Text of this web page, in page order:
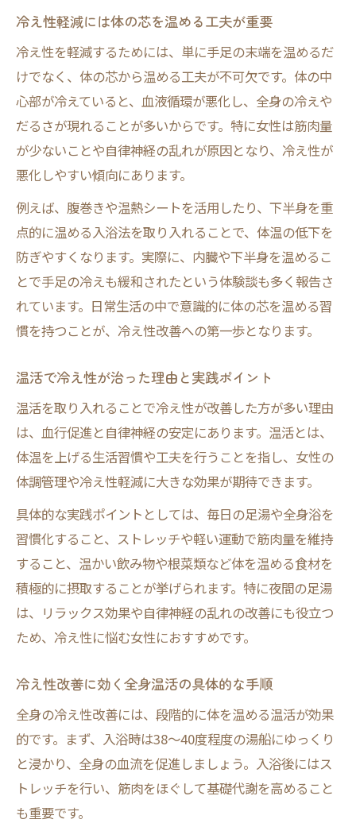
冷え性軽減には体の芯を温める工夫が重要
冷え性を軽減するためには、単に手足の末端を温めるだ
けでなく、体の芯から温める工夫が不可欠です。体の中
心部が冷えていると、血液循環が悪化し、全身の冷えや
だるさが現れることが多いからです。特に女性は筋肉量
が少ないことや自律神経の乱れが原因となり、冷え性が
悪化しやすい傾向にあります。
例えば、腹巻きや温熱シートを活用したり、下半身を重
点的に温める入浴法を取り入れることで、体温の低下を
防ぎやすくなります。実際に、内臓や下半身を温めるこ
とで手足の冷えも緩和されたという体験談も多く報告さ
れています。日常生活の中で意識的に体の芯を温める習
慣を持つことが、冷え性改善への第一歩となります。
温活で冷え性が治った理由と実践ポイント
温活を取り入れることで冷え性が改善した方が多い理由
は、血行促進と自律神経の安定にあります。温活とは、
体温を上げる生活習慣や工夫を行うことを指し、女性の
体調管理や冷え性軽減に大きな効果が期待できます。
具体的な実践ポイントとしては、毎日の足湯や全身浴を
習慣化すること、ストレッチや軽い運動で筋肉量を維持
すること、温かい飲み物や根菜類など体を温める食材を
積極的に摂取することが挙げられます。特に夜間の足湯
は、リラックス効果や自律神経の乱れの改善にも役立つ
ため、冷え性に悩む女性におすすめです。
冷え性改善に効く全身温活の具体的な手順
全身の冷え性改善には、段階的に体を温める温活が効果
的です。まず、入浴時は38～40度程度の湯船にゆっくり
と浸かり、全身の血流を促進しましょう。入浴後にはス
トレッチを行い、筋肉をほぐして基礎代謝を高めること
も重要です。